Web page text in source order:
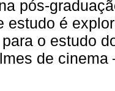
pós-
estudo é
o estudo
de